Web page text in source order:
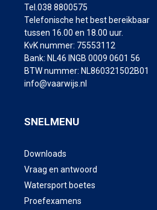
Tel.038 8800575
Telefonische het best bereikbaar
tussen 16.00 en 18.00 uur.
KvK nummer: 75553112
Bank: NL46 INGB 0009 0601 56
BTW nummer: NL860321502B01
info@vaarwijs.nl
SNELMENU
Downloads
Vraag en antwoord
Watersport boetes
Proefexamens